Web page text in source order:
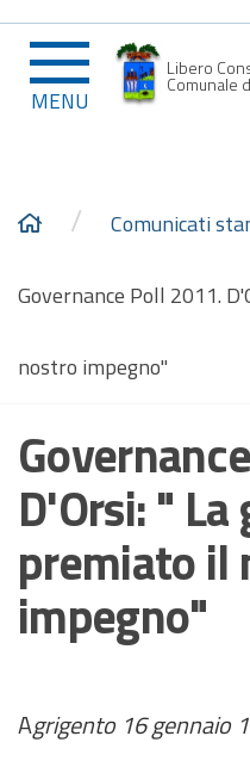
MENU
Libero
Comunale
/ Comunicati
Governance Poll 2011.
nostro impegno"
D'Orsi: "
premiato il
impegno"
Agrigento 16 gennaio